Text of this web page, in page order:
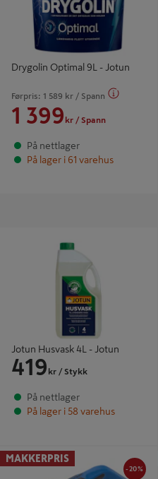
Drygolin Optimal 9L - Jotun
Førpris: 1 589 kr / Spann
1 399 kr / Spann
På nettlager
På lager i 61 varehus
Jotun Husvask 4L - Jotun
419 kr / Stykk
På nettlager
På lager i 58 varehus
Tohåndsskrape 2-komponent -
Jordan
-20%
MAKKERPRIS